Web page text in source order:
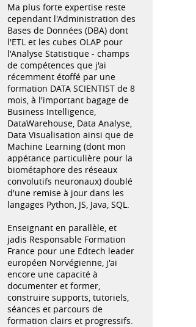
Ma plus forte expertise reste
cependant l'Administration des
Bases de Données (DBA) dont
l'ETL et les cubes OLAP pour
l'Analyse Statistique - champs
de compétences que j'ai
récemment étoffé par une
formation DATA SCIENTIST de 8
mois, à l'important bagage de
Business Intelligence,
DataWarehouse, Data Analyse,
Data Visualisation ainsi que de
Machine Learning (dont mon
appétance particulière pour la
biométaphore des réseaux
convolutifs neuronaux) doublé
d'une remise à jour dans les
langages Python, JS, Java, SQL.
Enseignant en parallèle, et
jadis Responsable Formation
France pour une Edtech leader
européen Norvégienne, j'ai
encore une capacité à
documenter et former,
construire supports, tutoriels,
séances et parcours de
formation clairs et progressifs.